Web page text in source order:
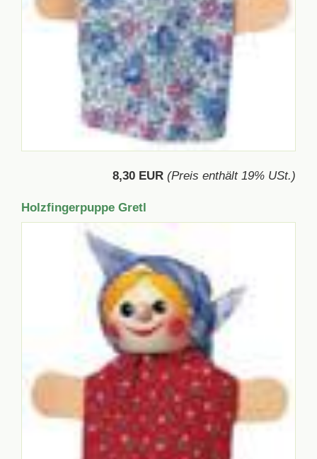
8,30 EUR (Preis enthält 19% USt.)
Holzfingerpuppe Gretl